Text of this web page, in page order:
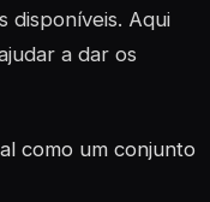
disponíveis. Aqui
a dar os
como um conjunto